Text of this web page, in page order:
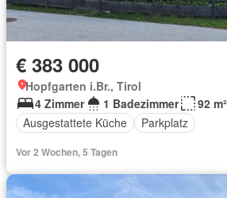
€ 383 000
Hopfgarten i.Br., Tirol
4 Zimmer
1 Badezimmer
92 m²
Ausgestattete Küche
Parkplatz
Vor 2 Wochen, 5 Tagen